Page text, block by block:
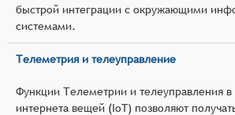
быстрой интеграции с окружающими
системами.
Телеметрия и телеуправление
Функции Телеметрии и телеуправления
интернета вещей (IoT) позволяют